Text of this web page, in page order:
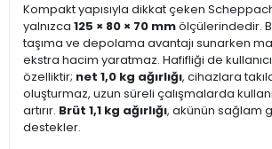
Kompakt yapısıyla dikkat çeken
yalnızca 125 × 80 × 70 mmölçülerindedir.
taşıma ve depolama avantajı sunarken
ekstra hacim yaratmaz. Hafifliği de
özelliktir; net 1,0 kg ağırlığı, cihazlara
oluşturmaz, uzun süreli çalışmalarda
artırır. Brüt 1,1 kg ağırlığı, akünün sağlam
destekler.